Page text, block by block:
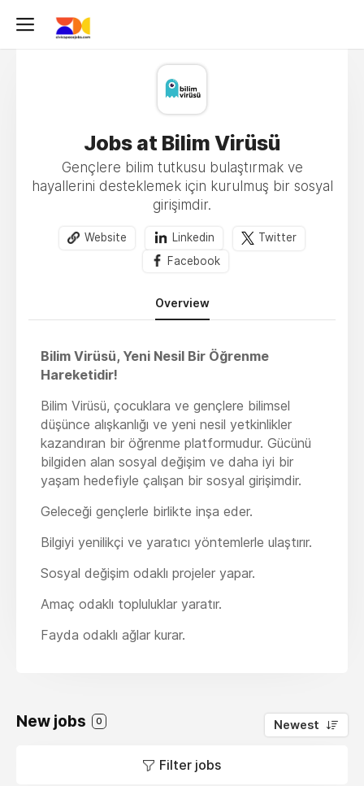
Jobs at Bilim Virüsü
Gençlere bilim tutkusu bulaştırmak ve
hayallerini desteklemek için kurulmuş bir sosyal
girişimdir.
Website Linkedin
Twitter
Facebook
Overview
Bilim Virüsü, Yeni Nesil Bir Öğrenme
Hareketidir!
Bilim Virüsü, çocuklara ve gençlere bilimsel
düşünce alışkanlığı ve yeni nesil yetkinlikler
kazandıran bir öğrenme platformudur. Gücünü
bilgiden alan sosyal değişim ve daha iyi bir
yaşam hedefiyle çalışan bir sosyal girişimdir.
Geleceği gençlerle birlikte inşa eder.
Bilgiyi yenilikçi ve yaratıcı yöntemlerle ulaştırır.
Sosyal değişim odaklı projeler yapar.
Amaç odaklı topluluklar yaratır.
Fayda odaklı ağlar kurar.
New jobs 0 Newest
Filter jobs